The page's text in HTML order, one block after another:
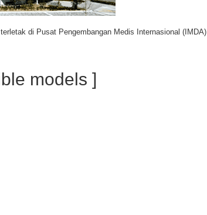
di Pusat Pengembangan Medis Internasional (IMDA)
models ]